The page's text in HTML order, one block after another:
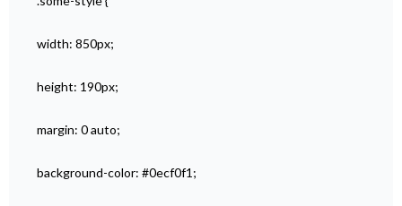
width: 850px;
height: 190px;
margin: 0 auto;
background-color: #0ecf0f1;